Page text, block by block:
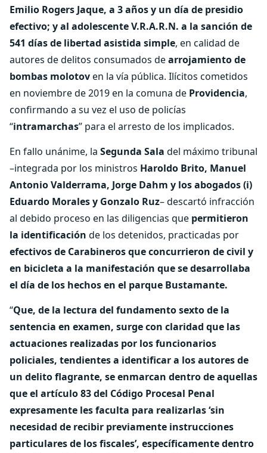
Emilio Rogers Jaque, a 3 años y un día de presidio
efectivo; y al adolescente V.R.A.R.N. a la sanción de
541 días de libertad asistida simple, en calidad de
autores de delitos consumados dearrojamiento de
bombas molotoven la vía pública. Ilícitos cometidos
en noviembre de 2019 en la comuna de Providencia,
confirmando a su vez el uso de policías
“intramarchas” para el arresto de los implicados.
En fallo unánime, la Segunda Sala del máximo tribunal
–integrada por los ministros Haroldo Brito, Manuel
Antonio Valderrama, Jorge Dahm y los abogados (i)
Eduardo Morales y Gonzalo Ruz– descartó infracción
al debido proceso en las diligencias que permitieron
la identificación de los detenidos, practicadas por
efectivos de Carabineros que concurrieron de civil y
en bicicleta a la manifestación que se desarrollaba
el día de los hechos en el parque Bustamante.
“Que, de la lectura del fundamento sexto de la
sentencia en examen, surge con claridad que las
actuaciones realizadas por los funcionarios
policiales, tendientes a identificar a los autores de
un delito flagrante, se enmarcan dentro de aquellas
que el artículo 83 del Código Procesal Penal
expresamente les faculta para realizarlas ‘sin
necesidad de recibir previamente instrucciones
particulares de los fiscales’, específicamente dentro